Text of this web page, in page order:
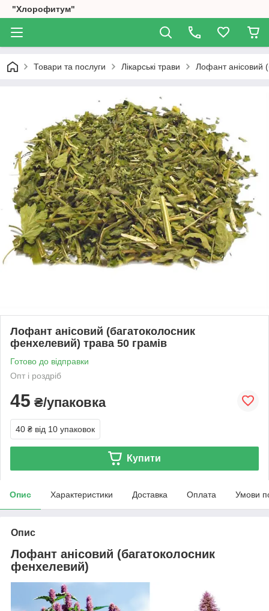
"Хлорофитум"
Товари та послуги Лікарські трави Лофант анісовий
Лофант анісовий (багатоколосник
фенхелевий) трава 50 грамів
Готово до відправки
Опт і роздріб
45 ₴/упаковка
40 ₴ від 10 упаковок
Купити
Опис Характеристики Доставка Оплата Умови
Опис
Лофант анісовий (багатоколосник
фенхелевий)